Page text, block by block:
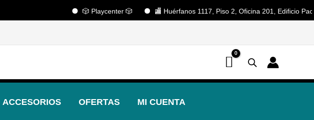
🎲 Playcenter 🎲 🏬 Huérfanos 1117, Piso 2, Oficina 201, Edificio
ACCESORIOS OFERTAS MI CUENTA
📢 ¡OFERTAS! 🔥